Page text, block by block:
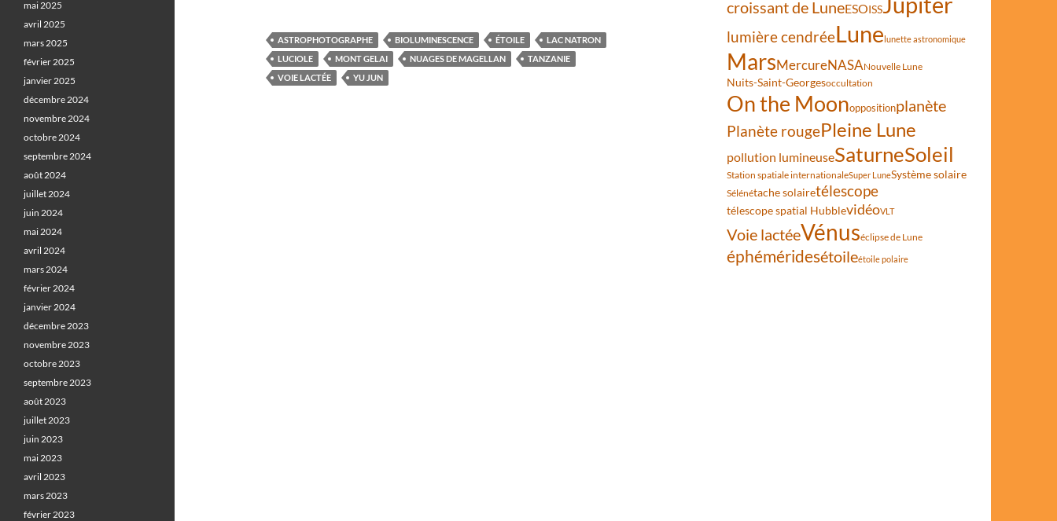
ASTROPHOTOGRAPHE BIOLUMINESCENCE ÉTOILE
LAC NATRON
LUCIOLE
MONT GELAI NUAGES DE MAGELLAN
TANZANIE
VOIE LACTÉE
YU JUN
croissant de LuneESOISS
lumière cendréeLunelunette astronomique
MarsMercureNASANouvelle Lune
Nuits-Saint-Georgesoccultation
On the Moonoppositionplanète
Planète rougePleine Lune
pollution lumineuseSaturneSoleil
Station spatiale internationaleSuper LuneSystème solaire
Sélénétache solairetélescope
télescope spatial HubblevidéoVLT
Voie lactéeVénuséclipse de Lune
éphéméridesétoileétoile polaire
mai 2025
avril 2025
mars 2025
février 2025
janvier 2025
décembre 2024
novembre 2024
octobre 2024
septembre 2024
août 2024
juillet 2024
juin 2024
mai 2024
avril 2024
mars 2024
février 2024
janvier 2024
décembre 2023
novembre 2023
octobre 2023
septembre 2023
août 2023
juillet 2023
juin 2023
mai 2023
avril 2023
mars 2023
février 2023